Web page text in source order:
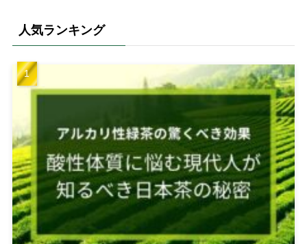
人気ランキング